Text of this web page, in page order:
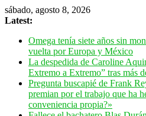
Skip
to
sábado, agosto 8, 2026
Latest:
Omega tenía siete años sin
vuelta por Europa y México
La despedida de Caroline
Extremo a Extremo” tras más
Pregunta buscapié de Frank
premian por el trabajo que ha
conveniencia propia?»